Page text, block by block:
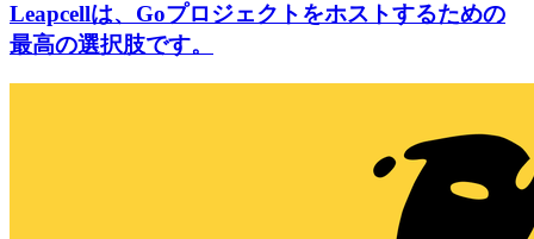
Leapcellは、Goプロジェクトをホストするための
最高の選択肢です。